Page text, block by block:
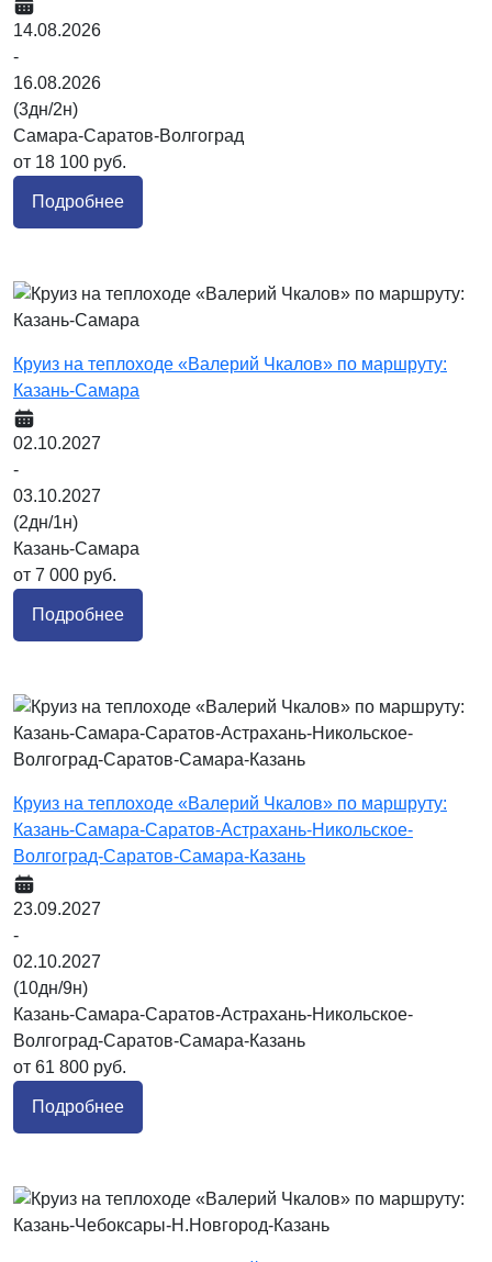
14.08.2026
-
16.08.2026
(3дн/2н)
Самара-Саратов-Волгоград
от 18 100 руб.
Подробнее
Круиз на теплоходе «Валерий Чкалов» по маршруту:
Казань-Самара
02.10.2027
-
03.10.2027
(2дн/1н)
Казань-Самара
от 7 000 руб.
Подробнее
Круиз на теплоходе «Валерий Чкалов» по маршруту:
Казань-Самара-Саратов-Астрахань-Никольское-
Волгоград-Саратов-Самара-Казань
23.09.2027
-
02.10.2027
(10дн/9н)
Казань-Самара-Саратов-Астрахань-Никольское-
Волгоград-Саратов-Самара-Казань
от 61 800 руб.
Подробнее